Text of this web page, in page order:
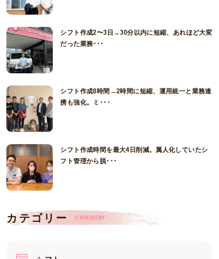
シフト作成2〜3日→30分以内に短縮、あれほど大変
だった業務･･･
シフト作成8時間→2時間に短縮、運用統一と業務連
携も強化。ミ･･･
シフト作成時間を最大4日削減。属人化していたシ
フト管理から脱･･･
カテゴリー CATEGORY